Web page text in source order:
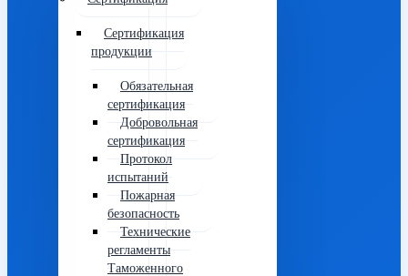
Сертификация
продукции
Обязательная
сертификация
Добровольная
сертификация
Протокол
испытаний
Пожарная
безопасность
Технические
регламенты
Таможенного